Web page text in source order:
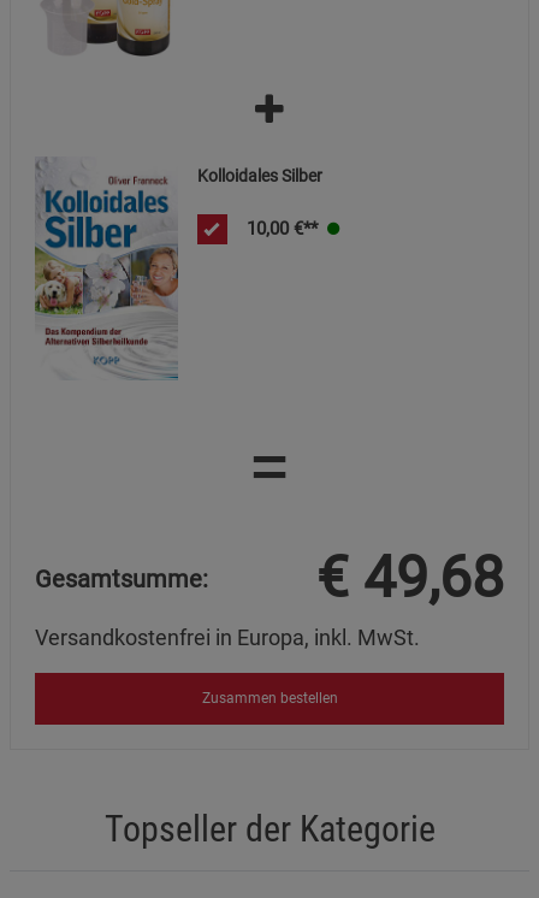
Kolloidales Silber
10,00 €**
=
Gesamtsumme: € 49,68
Versandkostenfrei in Europa, inkl. MwSt.
Zusammen bestellen
Topseller der Kategorie